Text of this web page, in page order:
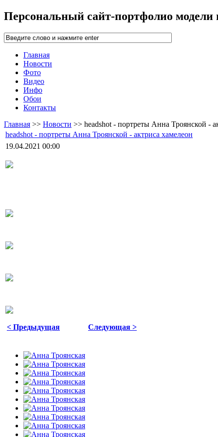
Персональный сайт-портфолио
Главная
Новости
Фото
Видео
Инфо
Обои
Контакты
Главная >> Новости >> headshot - портреты Анна Троянской -
headshot - портреты Анна Троянской - актриса хамелеон
19.04.2021 00:00
< Предыдущая Следующая >